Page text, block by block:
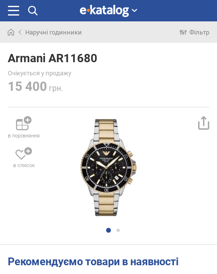
раніше
Наручні годинники Фільтр
Armani AR11680
Очікується у продажу
15 400 грн.
в порівняння
в список
Рекомендуємо товари в наявності